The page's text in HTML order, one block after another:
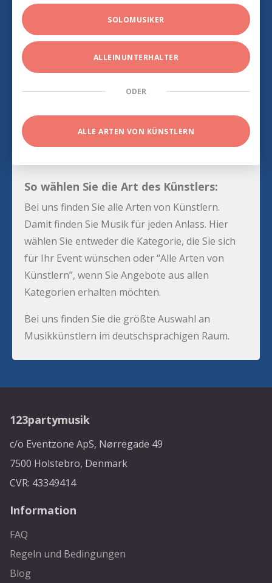
SOLOMUSIKER
ALLEINUNTERHALTER
ODER
ALLE ARTEN VON KÜNSTLERN
So wählen Sie die Art des Künstlers:
Bei uns finden Sie alle Arten von Künstlern.
Damit finden Sie Musik für jeden Anlass. Hier
wählen Sie entweder die Kategorie, die Sie sich
für Ihr Event wünschen oder “Alle Arten von
Künstlern”, wenn Sie Angebote aus allen
Kategorien erhalten möchten.
Bei uns finden Sie die größte Auswahl an
Musikkünstlern im deutschsprachigen Raum.
123partymusik
c/o Eventzone ApS, Nørregade 49
7500 Holstebro, Denmark
CVR: 43349414
Information
FAQ
Regeln und Bedingungen
Blog